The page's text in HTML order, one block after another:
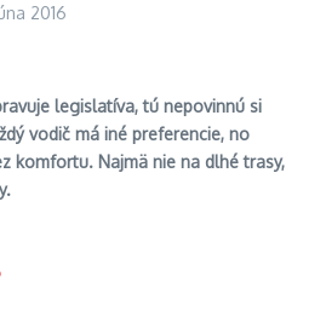
2016
legislatíva, tú nepovinnú si
vodič má iné preferencie, no
komfortu. Najmä nie na dlhé trasy,